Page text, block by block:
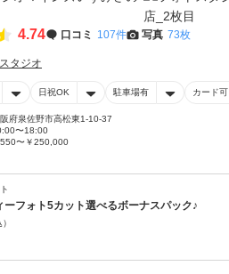
4.74 口コミ 107件 写真 73枚
タジオ
日祝OK 駐車場有 カード可
府泉佐野市高松東1-10-37
〜18:00
550〜￥250,000
フォト5カット選べるボーナスパック♪